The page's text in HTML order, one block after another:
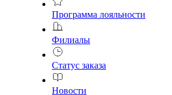
Программа лояльности
Филиалы
Статус заказа
Новости